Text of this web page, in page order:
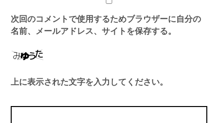
次回のコメントで使用するためブラウザーに自分の
名前、メールアドレス、サイトを保存する。
上に表示された文字を入力してください。